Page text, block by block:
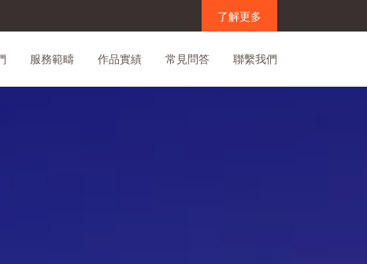
了解更多
服務範疇 作品實績 常見問答 聯繫我們